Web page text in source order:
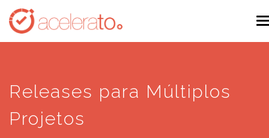
Skip
main
Releases para Múltiplos
Projetos